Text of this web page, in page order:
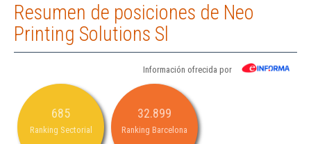
Resumen de posiciones de Neo
Printing Solutions Sl
Información ofrecida por
685
Ranking Sectorial
32.899
Ranking Barcelona